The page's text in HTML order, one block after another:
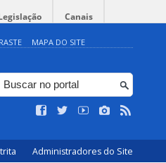
Canais
MAPA DO SITE
Administradores do Site